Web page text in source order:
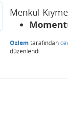
Menkul
Ozlem tarafından
düzenlendi